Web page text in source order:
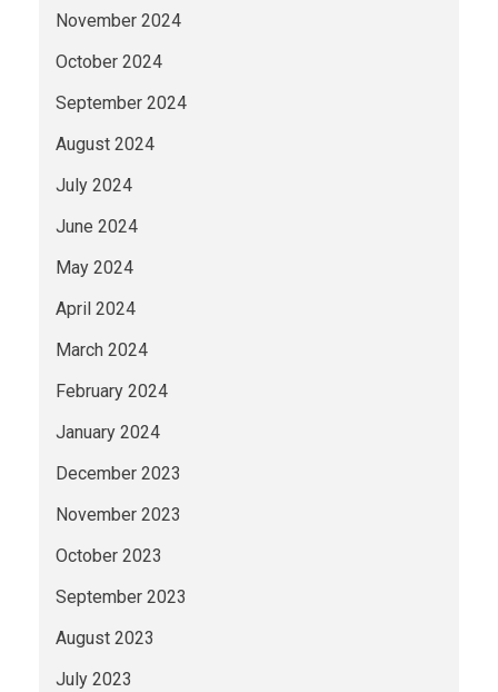
November 2024
October 2024
September 2024
August 2024
July 2024
June 2024
May 2024
April 2024
March 2024
February 2024
January 2024
December 2023
November 2023
October 2023
September 2023
August 2023
July 2023